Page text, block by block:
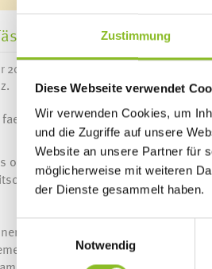
Zustimmung
Diese Webseite verwendet
Wir verwenden Cookies, um
und die Zugriffe auf unsere
Website an unsere Partner für
möglicherweise mit weiteren
der Dienste gesammelt haben.
Notwendig
2022, 20:00 Uhr, gastieren Markus
Fotoquelle: faeschta.at
oft, manche oft nur
Sache der Welt, für
bekannt vor? Nein, es geht nicht
Programm bringen